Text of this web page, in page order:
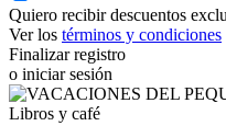
Quiero recibir descuentos
Ver los términos y condiciones
Finalizar registro
o iniciar sesión